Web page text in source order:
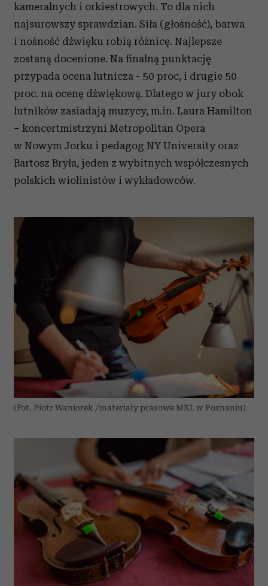
kameralnych i orkiestrowych. To dla nich
najsurowszy sprawdzian. Siła (głośność), barwa
i nośność dźwięku robią różnicę. Najlepsze
zostaną docenione. Na finalną punktację
przypada ocena lutnicza - 50 proc, i drugie 50
proc. na ocenę dźwiękową. Dlatego w jury obok
lutników zasiadają muzycy, m.in. Laura Hamilton
– koncertmistrzyni Metropolitan Opera
w Nowym Jorku i pedagog NY University oraz
Bartosz Bryła, jeden z wybitnych współczesnych
polskich wiolinistów i wykładowców.
(Fot. Piotr Waniorek /materiały prasowe MKL w Poznaniu)